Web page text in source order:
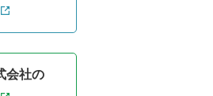
会社の